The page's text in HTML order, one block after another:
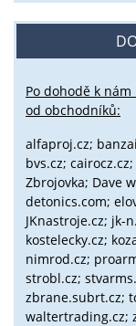
Po dohodě k
od obchodníků:
alfaproj.cz;
bvs.cz;
Zbrojovka; Dave
detonics.com;
JKnastroje.cz; jk-
kostelecky.cz;
nimrod.cz;
strobl.cz;
zbrane.subrt.cz;
waltertrading.cz;